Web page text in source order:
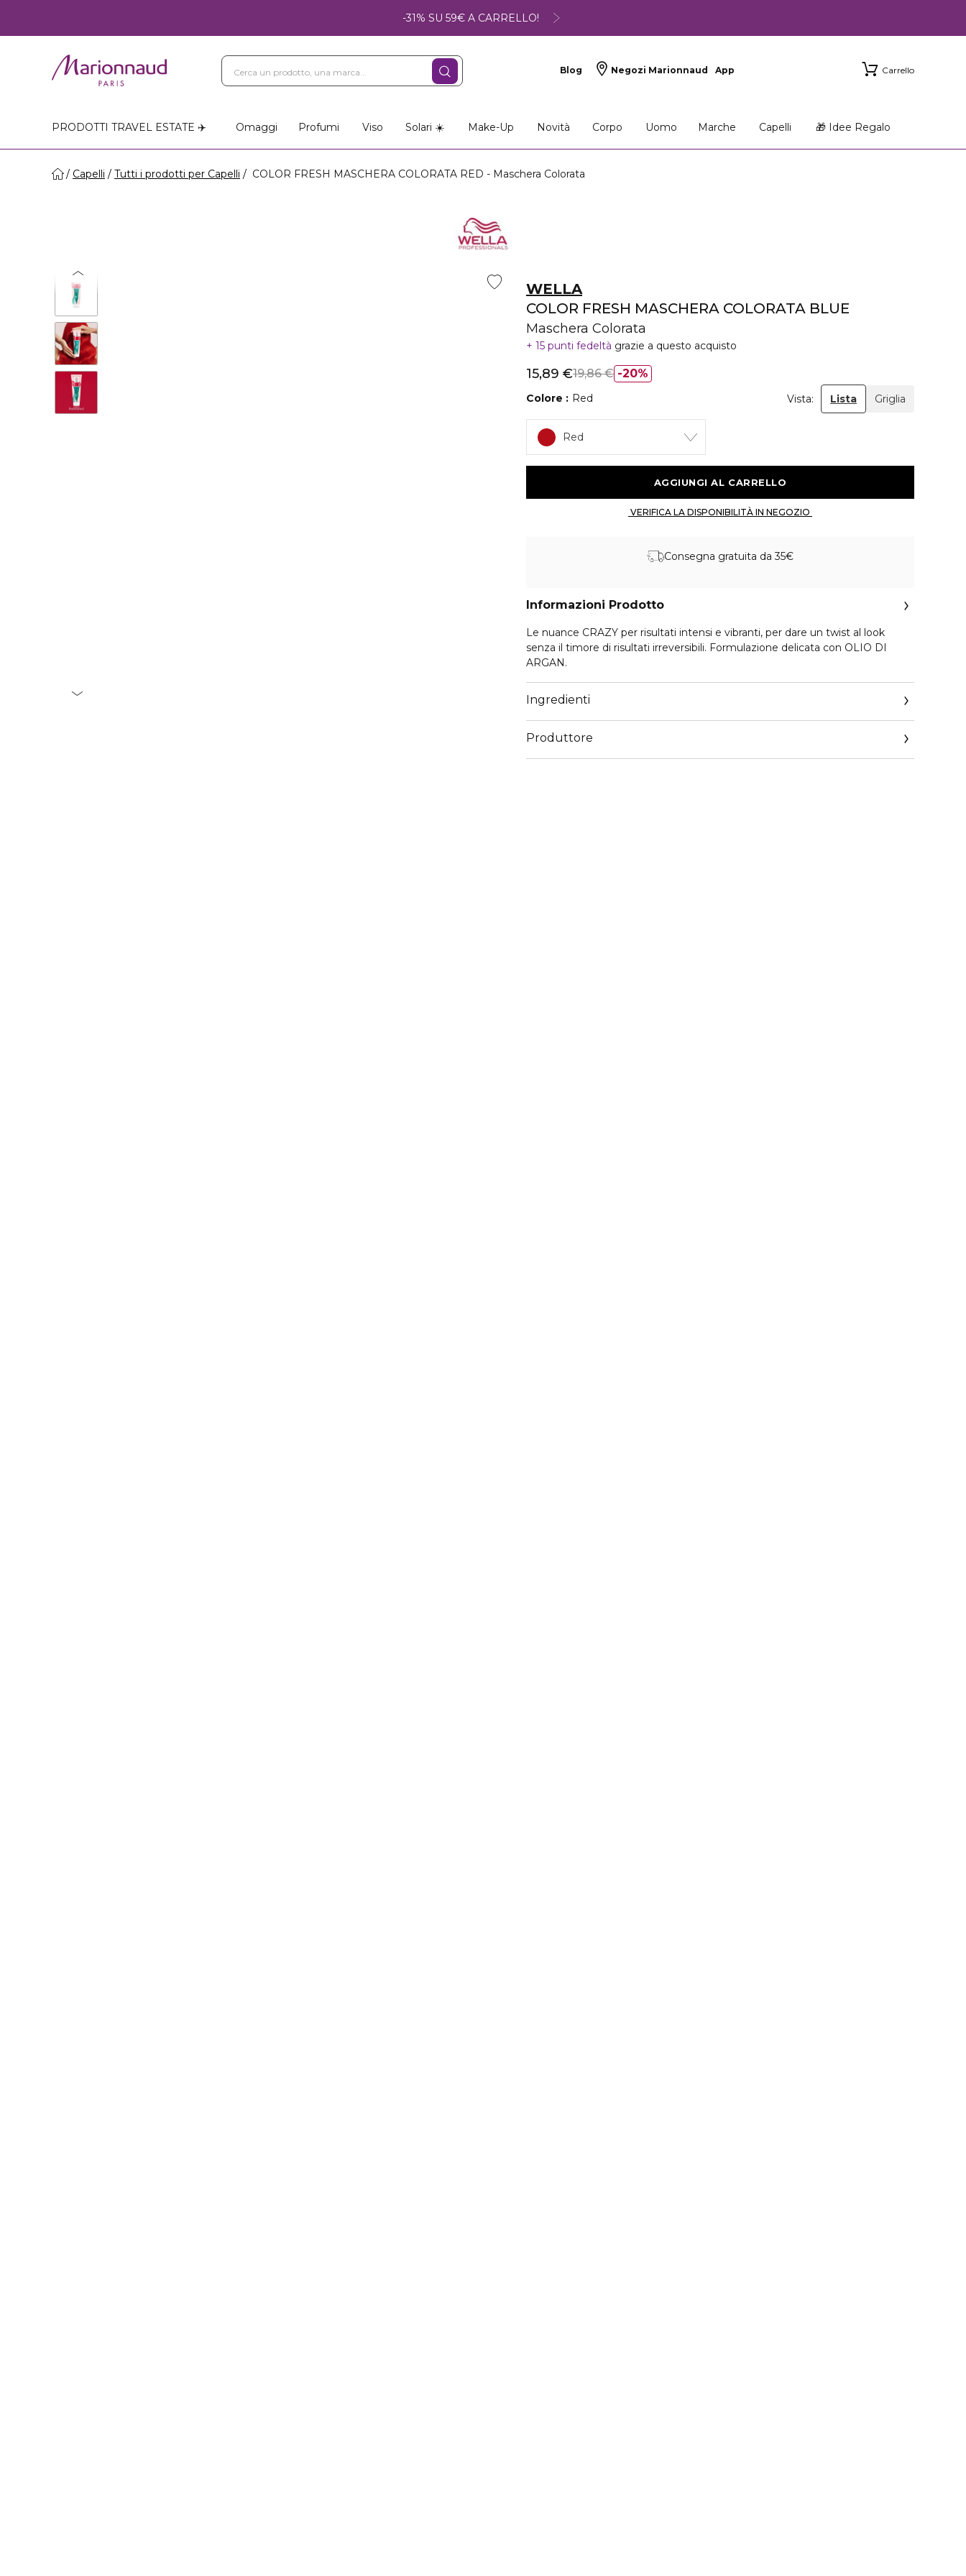
-31% SU 59€ A CARRELLO!
Blog Negozi Marionnaud App Carrello
PRODOTTI TRAVEL ESTATE ✈️ Omaggi Profumi Viso Solari ☀️ Make-Up Novità Corpo Uomo Marche Capelli 🎁 Idee Regalo
Capelli Tutti i prodotti per Capelli COLOR FRESH MASCHERA COLORATA RED - Maschera Colorata
WELLA
COLOR FRESH MASCHERA COLORATA BLUE
Maschera Colorata
15 punti fedeltà grazie a questo acquisto
20%
15,89 €19,86 €
Colore Red Vista: Lista Griglia
Red
Consegna gratuita da 35€
Informazioni Prodotto
Le nuance CRAZY per risultati intensi e vibranti, per dare un twist al look
senza il timore di risultati irreversibili. Formulazione delicata con OLIO DI
ARGAN.
Ingredienti
Produttore